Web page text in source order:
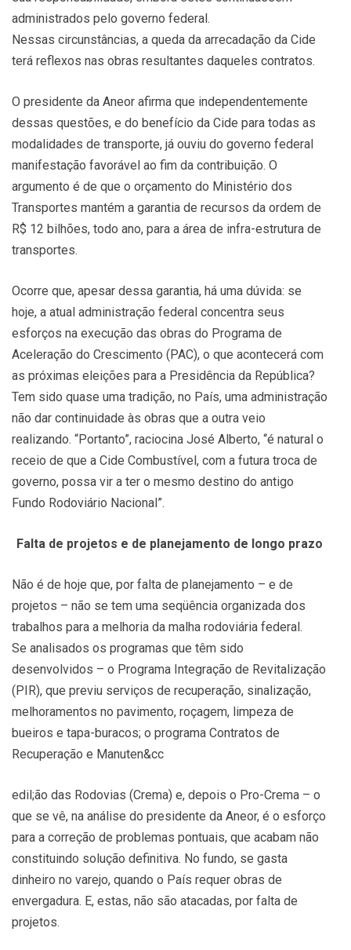
administrados pelo governo federal.
Nessas circunstâncias, a queda da arrecadação da Cide
terá reflexos nas obras resultantes daqueles contratos.
O presidente da Aneor afirma que independentemente
dessas questões, e do benefício da Cide para todas as
modalidades de transporte, já ouviu do governo federal
manifestação favorável ao fim da contribuição. O
argumento é de que o orçamento do Ministério dos
Transportes mantém a garantia de recursos da ordem de
R$ 12 bilhões, todo ano, para a área de infra-estrutura de
transportes.
Ocorre que, apesar dessa garantia, há uma dúvida: se
hoje, a atual administração federal concentra seus
esforços na execução das obras do Programa de
Aceleração do Crescimento (PAC), o que acontecerá com
as próximas eleições para a Presidência da República?
Tem sido quase uma tradição, no País, uma administração
não dar continuidade às obras que a outra veio
realizando. “Portanto”, raciocina José Alberto, “é natural o
receio de que a Cide Combustível, com a futura troca de
governo, possa vir a ter o mesmo destino do antigo
Fundo Rodoviário Nacional”.
Falta de projetos e de planejamento de longo prazo
Não é de hoje que, por falta de planejamento – e de
projetos – não se tem uma seqüência organizada dos
trabalhos para a melhoria da malha rodoviária federal.
Se analisados os programas que têm sido
desenvolvidos – o Programa Integração de Revitalização
(PIR), que previu serviços de recuperação, sinalização,
melhoramentos no pavimento, roçagem, limpeza de
bueiros e tapa-buracos; o programa Contratos de
Recuperação e Manuten&cc
edil;ão das Rodovias (Crema) e, depois o Pro-Crema – o
que se vê, na análise do presidente da Aneor, é o esforço
para a correção de problemas pontuais, que acabam não
constituindo solução definitiva. No fundo, se gasta
dinheiro no varejo, quando o País requer obras de
envergadura. E, estas, não são atacadas, por falta de
projetos.